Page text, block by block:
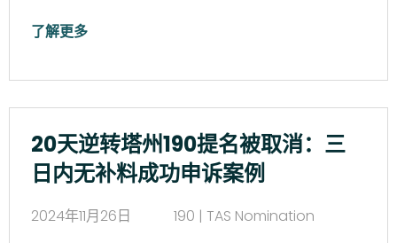
了解更多
20天逆转塔州190提名被取消：三
日内无补料成功申诉案例
2024年11月26日
190 | TAS Nomination